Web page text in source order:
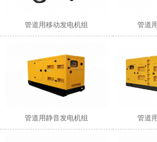
管道用移动发电机组 管道
管道用静音发电机组 管道